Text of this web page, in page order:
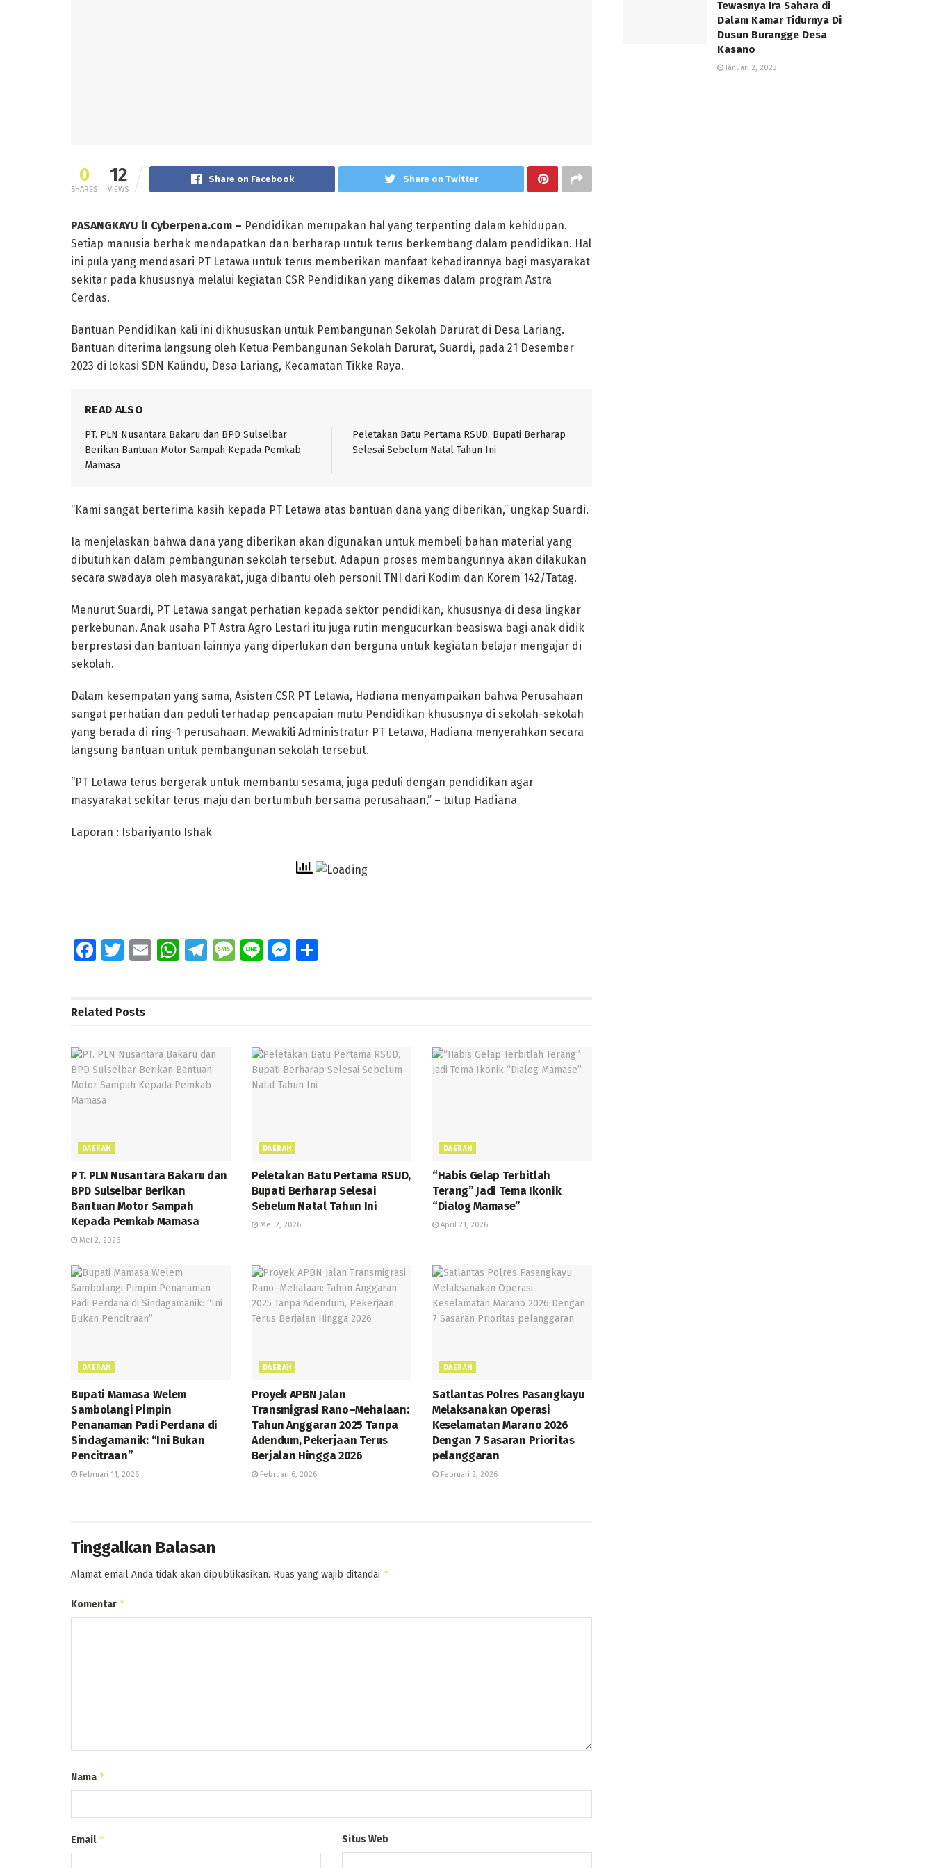
0
SHARES
12
VIEWS
Share on Facebook Share on Twitter
PASANGKAYU lI Cyberpena.com – Pendidikan merupakan hal yang terpenting dalam kehidupan.
Setiap manusia berhak mendapatkan dan berharap untuk terus berkembang dalam pendidikan. Hal
ini pula yang mendasari PT Letawa untuk terus memberikan manfaat kehadirannya bagi masyarakat
sekitar pada khususnya melalui kegiatan CSR Pendidikan yang dikemas dalam program Astra
Cerdas.
Bantuan Pendidikan kali ini dikhususkan untuk Pembangunan Sekolah Darurat di Desa Lariang.
Bantuan diterima langsung oleh Ketua Pembangunan Sekolah Darurat, Suardi, pada 21 Desember
2023 di lokasi SDN Kalindu, Desa Lariang, Kecamatan Tikke Raya.
READ ALSO
PT. PLN Nusantara Bakaru dan BPD Sulselbar
Berikan Bantuan Motor Sampah Kepada Pemkab
Mamasa
Peletakan Batu Pertama RSUD, Bupati Berharap
Selesai Sebelum Natal Tahun Ini
“Kami sangat berterima kasih kepada PT Letawa atas bantuan dana yang diberikan,” ungkap Suardi.
Ia menjelaskan bahwa dana yang diberikan akan digunakan untuk membeli bahan material yang
dibutuhkan dalam pembangunan sekolah tersebut. Adapun proses membangunnya akan dilakukan
secara swadaya oleh masyarakat, juga dibantu oleh personil TNI dari Kodim dan Korem 142/Tatag.
Menurut Suardi, PT Letawa sangat perhatian kepada sektor pendidikan, khususnya di desa lingkar
perkebunan. Anak usaha PT Astra Agro Lestari itu juga rutin mengucurkan beasiswa bagi anak didik
berprestasi dan bantuan lainnya yang diperlukan dan berguna untuk kegiatan belajar mengajar di
sekolah.
Dalam kesempatan yang sama, Asisten CSR PT Letawa, Hadiana menyampaikan bahwa Perusahaan
sangat perhatian dan peduli terhadap pencapaian mutu Pendidikan khususnya di sekolah-sekolah
yang berada di ring-1 perusahaan. Mewakili Administratur PT Letawa, Hadiana menyerahkan secara
langsung bantuan untuk pembangunan sekolah tersebut.
“PT Letawa terus bergerak untuk membantu sesama, juga peduli dengan pendidikan agar
masyarakat sekitar terus maju dan bertumbuh bersama perusahaan,” – tutup Hadiana
Laporan : Isbariyanto Ishak
Fa
o
k
T
er
E
W
p
p
T
m
M
Li
M
g
er
Related Posts
DAERAH
PT. PLN Nusantara Bakaru dan
BPD Sulselbar Berikan
Bantuan Motor Sampah
Kepada Pemkab Mamasa
Mei 2, 2026
DAERAH
Peletakan Batu Pertama RSUD,
Bupati Berharap Selesai
Sebelum Natal Tahun Ini
Mei 2, 2026
DAERAH
“Habis Gelap Terbitlah
Terang” Jadi Tema Ikonik
“Dialog Mamase”
April 21, 2026
DAERAH
Bupati Mamasa Welem
Sambolangi Pimpin
Penanaman Padi Perdana di
Sindagamanik: “Ini Bukan
Pencitraan”
Februari 11, 2026
DAERAH
Proyek APBN Jalan
Transmigrasi Rano–Mehalaan:
Tahun Anggaran 2025 Tanpa
Adendum, Pekerjaan Terus
Berjalan Hingga 2026
Februari 6, 2026
DAERAH
Satlantas Polres Pasangkayu
Melaksanakan Operasi
Keselamatan Marano 2026
Dengan 7 Sasaran Prioritas
pelanggaran
Februari 2, 2026
Tinggalkan Balasan
Alamat email Anda tidak akan dipublikasikan. Ruas yang wajib ditandai *
Komentar *
Nama *
Email* Situs Web
Tewasnya Ira Sahara di
Dalam Kamar Tidurnya Di
Dusun Burangge Desa
Kasano
Januari 2, 2023